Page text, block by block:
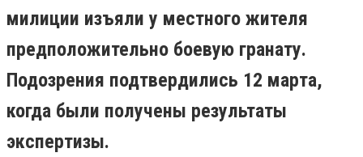
милиции изъяли у местного жителя
предположительно боевую гранату.
Подозрения подтвердились 12 марта,
когда были получены результаты
экспертизы.